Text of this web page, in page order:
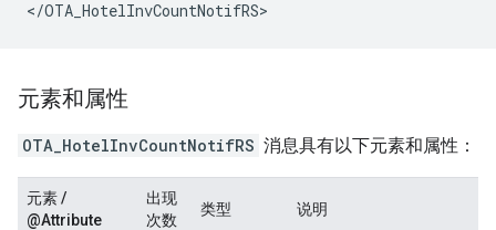
元素和属性
OTA_HotelInvCountNotifRS 消息具有以下元素和属性：
元素 /
@Attribute
出现
次数
类型 说明